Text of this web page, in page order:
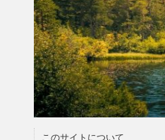
このサイトについて